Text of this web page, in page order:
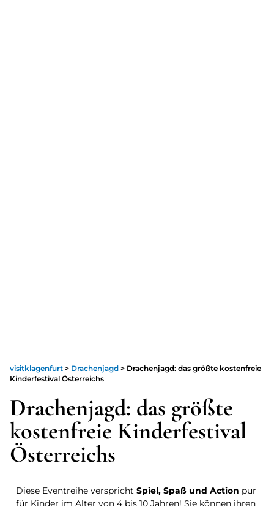
visitklagenfurt > Drachenjagd > Drachenjagd: das größte kostenfreie
Kinderfestival Österreichs
Drachenjagd: das größte
kostenfreie Kinderfestival
Österreichs
Diese Eventreihe verspricht Spiel, Spaß und Action pur
für Kinder im Alter von 4 bis 10 Jahren! Sie können ihren